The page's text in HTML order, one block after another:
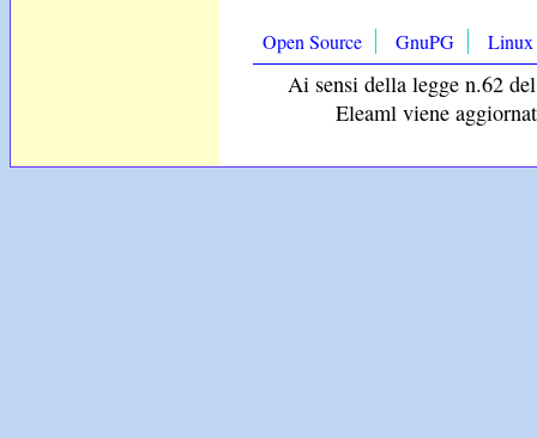
Open Source GnuPG Linux
Ai sensi della legge n.62
Eleaml viene